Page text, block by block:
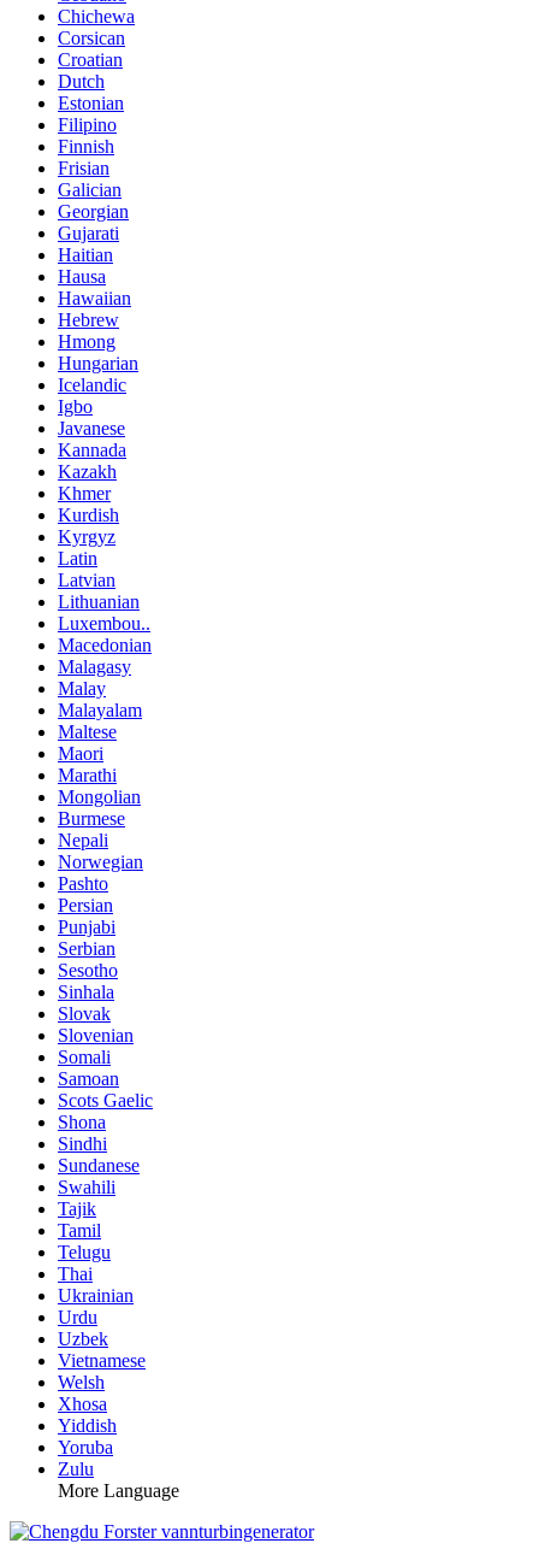
Chichewa
Corsican
Croatian
Dutch
Estonian
Filipino
Finnish
Frisian
Galician
Georgian
Gujarati
Haitian
Hausa
Hawaiian
Hebrew
Hmong
Hungarian
Icelandic
Igbo
Javanese
Kannada
Kazakh
Khmer
Kurdish
Kyrgyz
Latin
Latvian
Lithuanian
Luxembou..
Macedonian
Malagasy
Malay
Malayalam
Maltese
Maori
Marathi
Mongolian
Burmese
Nepali
Norwegian
Pashto
Persian
Punjabi
Serbian
Sesotho
Sinhala
Slovak
Slovenian
Somali
Samoan
Scots Gaelic
Shona
Sindhi
Sundanese
Swahili
Tajik
Tamil
Telugu
Thai
Ukrainian
Urdu
Uzbek
Vietnamese
Welsh
Xhosa
Yiddish
Yoruba
Zulu
More Language